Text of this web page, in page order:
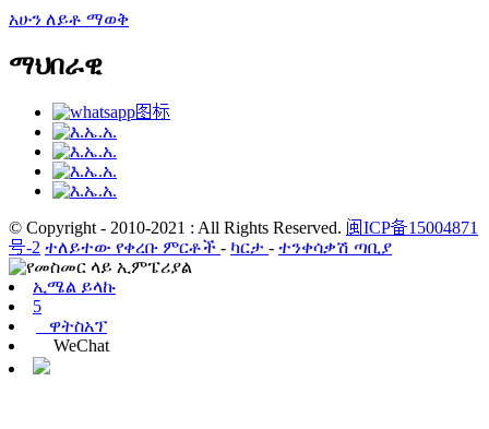
አሁን ለይቶ ማወቅ
ማህበራዊ
© Copyright - 2010-2021 : All Rights Reserved. 闽ICP备15004871
号-2 ተለይተው የቀረቡ ምርቶች - ካርታ - ተንቀሳቃሽ ጣቢያ
ኢሜል ይላኩ
5
ዋትስአፕ
WeChat